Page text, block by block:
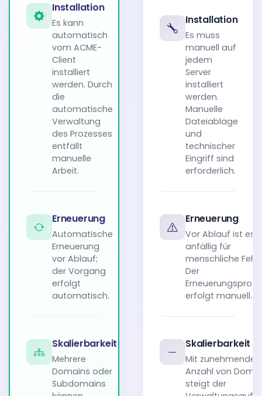
Installation
Es kann
automatisch
vom ACME-
Client
installiert
werden. Durch
die
automatische
Verwaltung
des Prozesses
entfällt
manuelle
Arbeit.
Erneuerung
Automatische
Erneuerung
vor Ablauf;
der Vorgang
erfolgt
automatisch.
Skalierbarkeit
Mehrere
Domains oder
Subdomains
Installation
Es muss
manuell auf
jedem
Server
installiert
werden.
Manuelle
Dateiablage
und
technischer
Eingriff sind
erforderlich.
Erneuerung
Vor Ablauf ist es
anfällig für
menschliche
Der
erfolgt manuell.
Skalierbarkeit
Mit zunehmender
Anzahl von
steigt der